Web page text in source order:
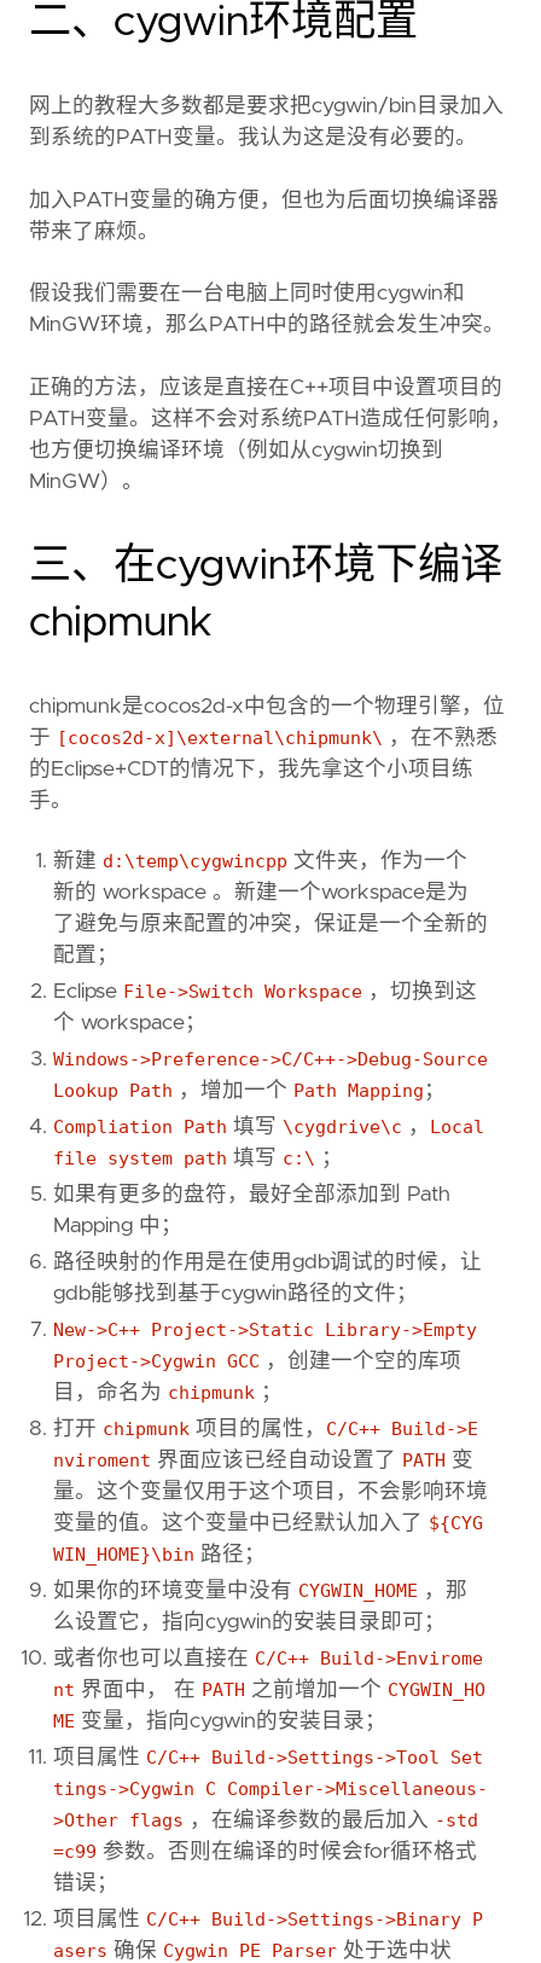
二、cygwin环境配置
网上的教程大多数都是要求把cygwin/bin目录加入
到系统的PATH变量。我认为这是没有必要的。
加入PATH变量的确方便，但也为后面切换编译器
带来了麻烦。
假设我们需要在一台电脑上同时使用cygwin和
MinGW环境，那么PATH中的路径就会发生冲突。
正确的方法，应该是直接在C++项目中设置项目的
PATH变量。这样不会对系统PATH造成任何影响，
也方便切换编译环境（例如从cygwin切换到
MinGW）。
三、在cygwin环境下编译
chipmunk
chipmunk是cocos2d-x中包含的一个物理引擎，位
于 [cocos2d-x]\external\chipmunk\ ，在不熟悉
的Eclipse+CDT的情况下，我先拿这个小项目练
手。
新建 d:\temp\cygwincpp 文件夹，作为一个
新的 workspace 。新建一个workspace是为
了避免与原来配置的冲突，保证是一个全新的
配置；
Eclipse File->Switch Workspace ，切换到这
个 workspace；
Windows->Preference->C/C++->Debug-Source
Lookup Path ，增加一个 Path Mapping ；
Compliation Path 填写 \cygdrive\c ，
Local
file system path 填写 c:\ ；
如果有更多的盘符，最好全部添加到 Path
Mapping 中；
路径映射的作用是在使用gdb调试的时候，让
gdb能够找到基于cygwin路径的文件；
New->C++ Project->Static Library->Empty
Project->Cygwin GCC ，创建一个空的库项
目，命名为 chipmunk ；
打开 chipmunk 项目的属性， C/C++ Build->E
nviroment 界面应该已经自动设置了 PATH 变
量。这个变量仅用于这个项目，不会影响环境
变量的值。这个变量中已经默认加入了 ${CYG
WIN_HOME}\bin 路径；
如果你的环境变量中没有 CYGWIN_HOME ，那
么设置它，指向cygwin的安装目录即可；
或者你也可以直接在 C/C++ Build->Envirome
nt 界面中， 在 PATH 之前增加一个 CYGWIN_HO
ME 变量，指向cygwin的安装目录；
项目属性 C/C++ Build->Settings->Tool Set
tings->Cygwin C Compiler->Miscellaneous-
>Other flags ，在编译参数的最后加入 -std
=c99 参数。否则在编译的时候会for循环格式
错误；
项目属性 C/C++ Build->Settings->Binary P
asers 确保 Cygwin PE Parser 处于选中状